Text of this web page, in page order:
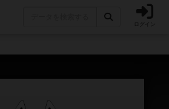
ログイン